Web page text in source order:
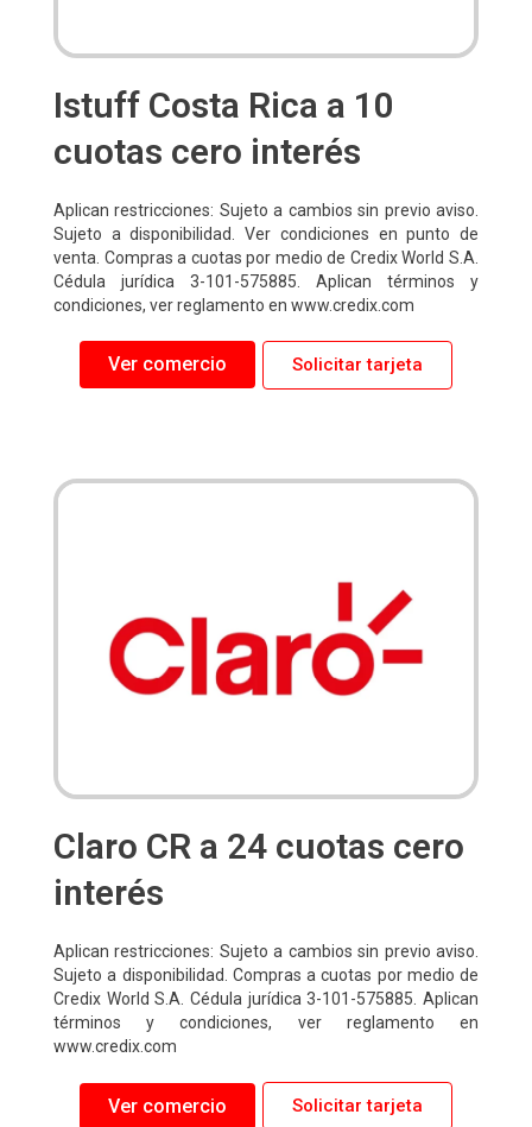
Istuff Costa Rica a 10
cuotas cero interés
Aplican restricciones: Sujeto a cambios sin previo aviso.
Sujeto a disponibilidad. Ver condiciones en punto de
venta. Compras a cuotas por medio de Credix World S.A.
Cédula jurídica 3-101-575885. Aplican términos y
condiciones, ver reglamento en www.credix.com
Ver comercio Solicitar tarjeta
Claro CR a 24 cuotas cero
interés
Aplican restricciones: Sujeto a cambios sin previo aviso.
Sujeto a disponibilidad. Compras a cuotas por medio de
Credix World S.A. Cédula jurídica 3-101-575885. Aplican
términos y condiciones, ver reglamento en
www.credix.com
Ver comercio Solicitar tarjeta